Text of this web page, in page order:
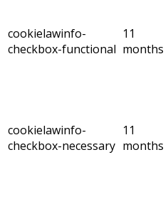
cookielawinfo-
checkbox-functional
11
months
cookielawinfo-
checkbox-necessary
11
months